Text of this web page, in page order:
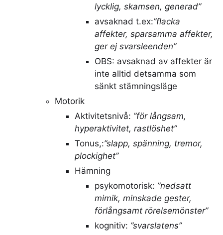
lycklig, skamsen, generad”
avsaknad t.ex:”flacka
affekter, sparsamma affekter,
ger ej svarsleenden”
OBS: avsaknad av affekter är
inte alltid detsamma som
sänkt stämningsläge
Motorik
Aktivitetsnivå: ”för långsam,
hyperaktivitet, rastlöshet”
Tonus,:”slapp, spänning, tremor,
plockighet”
Hämning
psykomotorisk: ”nedsatt
mimik, minskade gester,
förlångsamt rörelsemönster”
kognitiv: ”svarslatens”